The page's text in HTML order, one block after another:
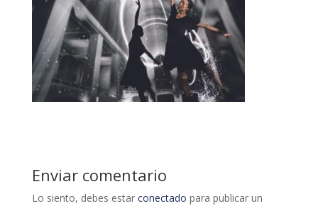
Enviar comentario
Lo siento, debes estar conectado para publicar un